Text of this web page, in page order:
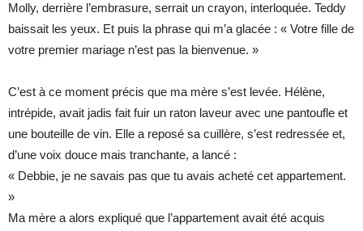
Molly, derrière l’embrasure, serrait un crayon, interloquée. Teddy
baissait les yeux. Et puis la phrase qui m’a glacée : « Votre fille de
votre premier mariage n’est pas la bienvenue. »
C’est à ce moment précis que ma mère s’est levée. Hélène,
intrépide, avait jadis fait fuir un raton laveur avec une pantoufle et
une bouteille de vin. Elle a reposé sa cuillère, s’est redressée et,
d’une voix douce mais tranchante, a lancé :
« Debbie, je ne savais pas que tu avais acheté cet appartement.
»
Ma mère a alors expliqué que l’appartement avait été acquis